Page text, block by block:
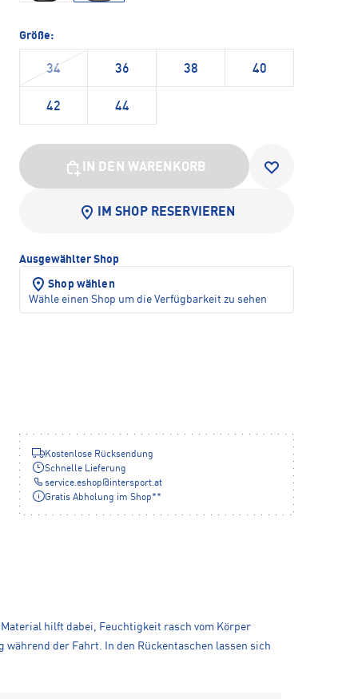
Größe:
34 36 38 40
42 44
IN DEN WARENKORB
IM SHOP RESERVIEREN
Ausgewählter Shop
Shop wählen
Wähle einen Shop um die Verfügbarkeit zu sehen
Kostenlose Rücksendung
Schnelle Lieferung
service.eshop@ intersport.at
Gratis Abholung im Shop**
hilft dabei, Feuchtigkeit rasch vom Körper
der Fahrt. In den Rückentaschen lassen sich